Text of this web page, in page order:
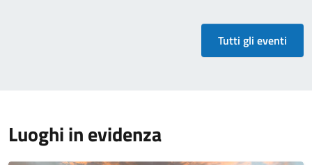
Tutti gli eventi
Luoghi in evidenza